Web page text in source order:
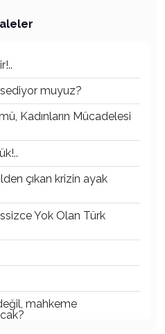
muyuz?
Kadınların Mücadelesi
çıkan krizin ayak
Yok Olan Türk
mahkeme